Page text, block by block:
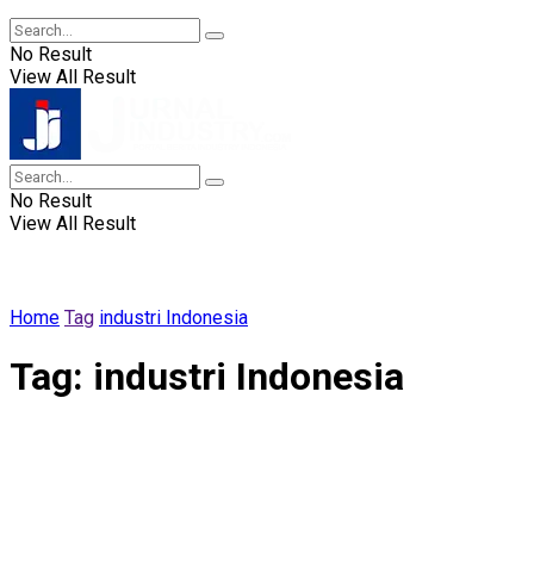
No Result
View All Result
No Result
View All Result
Home Tag industri Indonesia
Tag: industri Indonesia